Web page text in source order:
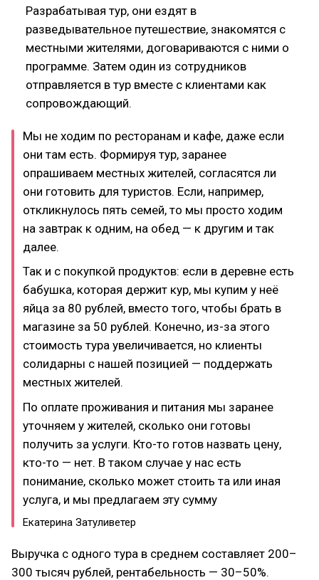
Разрабатывая тур, они ездят в
разведывательное путешествие, знакомятся с
местными жителями, договариваются с ними о
программе. Затем один из сотрудников
отправляется в тур вместе с клиентами как
сопровождающий.
Мы не ходим по ресторанам и кафе, даже если
они там есть. Формируя тур, заранее
опрашиваем местных жителей, согласятся ли
они готовить для туристов. Если, например,
откликнулось пять семей, то мы просто ходим
на завтрак к одним, на обед — к другим и так
далее.
Так и с покупкой продуктов: если в деревне есть
бабушка, которая держит кур, мы купим у неё
яйца за 80 рублей, вместо того, чтобы брать в
магазине за 50 рублей. Конечно, из-за этого
стоимость тура увеличивается, но клиенты
солидарны с нашей позицией — поддержать
местных жителей.
По оплате проживания и питания мы заранее
уточняем у жителей, сколько они готовы
получить за услуги. Кто-то готов назвать цену,
кто-то — нет. В таком случае у нас есть
понимание, сколько может стоить та или иная
услуга, и мы предлагаем эту сумму
Екатерина Затуливетер
Выручка с одного тура в среднем составляет 200–
300 тысяч рублей, рентабельность — 30–50%.